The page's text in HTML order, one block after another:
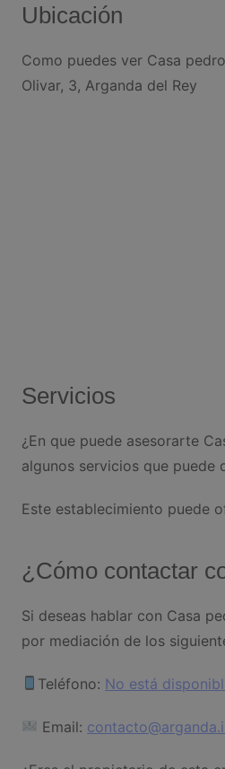
Ubicación
Como puedes ver Casa
Olivar, 3, Arganda del Rey
Servicios
¿En que puede asesorarte
algunos servicios que puede
Este establecimiento puede
¿Cómo contactar
Si deseas hablar con Casa
por mediación de los
Teléfono: No está
Email: